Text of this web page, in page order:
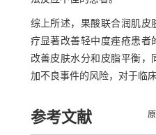
综上所述，果酸联合润肌皮
疗显著改善轻中度痤疮患者
改善皮肤水分和皮脂平衡，
加不良事件的风险，对于临
参考文献